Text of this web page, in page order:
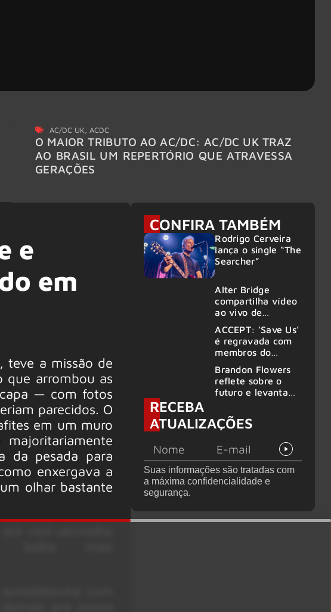
AC/DC UK ACDC
O MAIOR TRIBUTO AO AC/DC: AC/DC UK TRAZ
AO BRASIL UM REPERTÓRIO QUE ATRAVESSA
GERAÇÕES
e
em
teve a missão de
que arrombou as
— com fotos
parecidos. O
em um muro
da pesada para
enxergava a
olhar bastante
pra novos
CONFIRA TAMBÉM
Rodrigo Cerveira
lança o single “The
Searcher”
Alter Bridge
compartilha vídeo
ao vivo de
no Rock am Ring
2026
ACCEPT: ‘Save Us’
é regravada com
membros do
GHOST e KORN
Brandon Flowers
reflete sobre o
futuro e levanta
deixar os palcos
RECEBA
ATUALIZAÇÕES
Suas informações são tratadas com
a máxima confidencialidade e
segurança.